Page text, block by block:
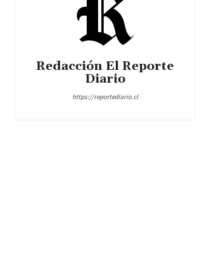
Redacción El Reporte
Diario
https://reportediario.cl